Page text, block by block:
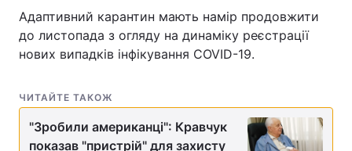
Адаптивний карантин мають намір продовжити
до листопада з огляду на динаміку реєстрації
нових випадків інфікування COVID-19.
ЧИТАЙТЕ ТАКОЖ
"Зробили американці": Кравчук
показав "пристрій" для захисту